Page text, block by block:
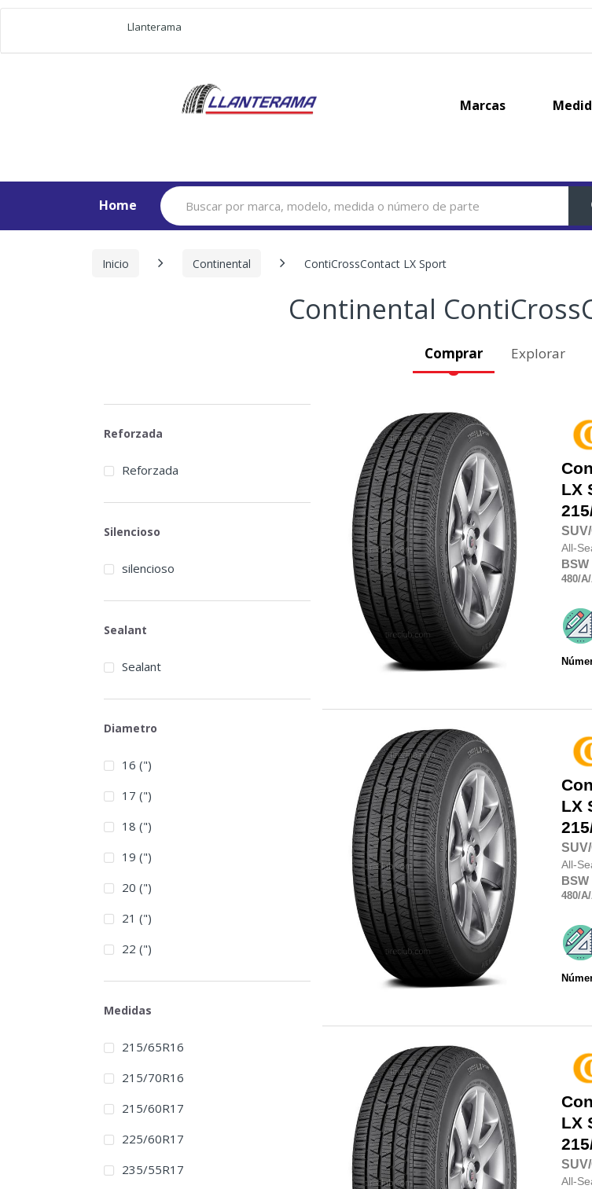
Llanterama
Marcas
Home
Search
for:
Inicio Continental ContiCrossContact LX Sport
Continental
Comprar Explorar
LX
All-
BSW
480/A
LX
All-
BSW
480/A
LX
All-
Reforzada
Reforzada
Silencioso
silencioso
Sealant
Sealant
Diametro
16 (")
17 (")
18 (")
19 (")
20 (")
21 (")
22 (")
Medidas
215/65R16
215/70R16
215/60R17
225/60R17
235/55R17